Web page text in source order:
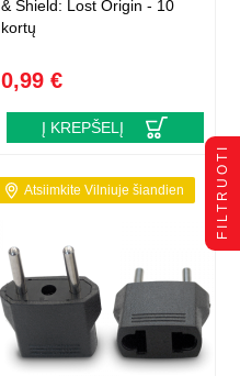
& Shield: Lost Origin - 10
kortų
0,99 €
Į KREPŠELĮ
Atsiimkite Vilniuje šiandien FILTRUOTI